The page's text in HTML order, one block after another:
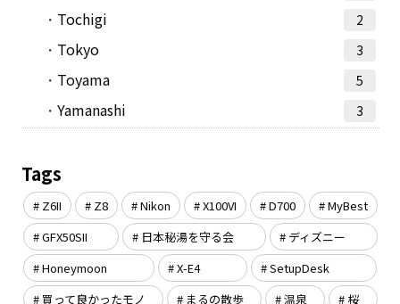
Tochigi 2
Tokyo 3
Toyama 5
Yamanashi 3
Tags
Z6II Z8 Nikon X100VI D700
MyBest
GFX50SII
日本秘湯を守る会
ディズニー
Honeymoon
X-E4
SetupDesk
買って良かったモノ
まるの散歩 温泉 桜